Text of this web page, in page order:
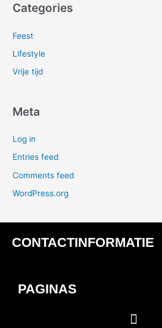
Categories
Feest
Lifestyle
Vrije tijd
Meta
Log in
Entries feed
Comments feed
WordPress.org
CONTACTINFORMATIE
PAGINAS